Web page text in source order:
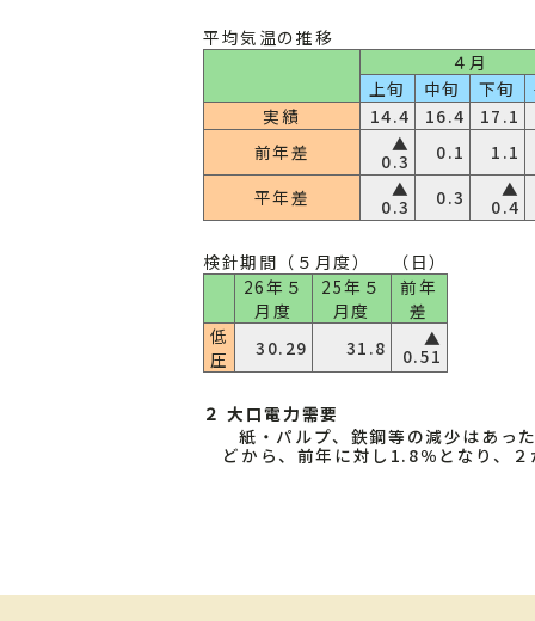
平均気温の推移
４月
上旬
中旬 下旬
実績
14.4 16.4 17.1
前年差
▲
0.3 0.1
1.1
平年差
▲
0.3 0.3 ▲
0.4
検針期間（５月度）
（日）
26年５
月度
25年５
月度
前年
差
低
圧
30.29 31.8 ▲
0.51
２ 大口電力需要
紙・パルプ、鉄鋼等の減少はあっ
どから、前年に対し1.8％となり、